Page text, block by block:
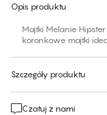
Opis produktu
Majtki Melanie
koronkowe majtki
Szczegóły produktu
Czatuj z nami